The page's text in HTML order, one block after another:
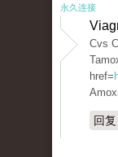
永久连接
Cvs
href=
回复